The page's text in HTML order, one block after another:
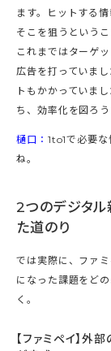
ます。ヒットする
そこを狙うというこ
これまではターゲ
広告を打っていま
トもかかっていま
ち、効率化を図ろう
樋口： 1to1で必要
ね。
2つのデジタ
た道のり
では実際に、ファ
になった課題をど
く。
【ファミペイ】